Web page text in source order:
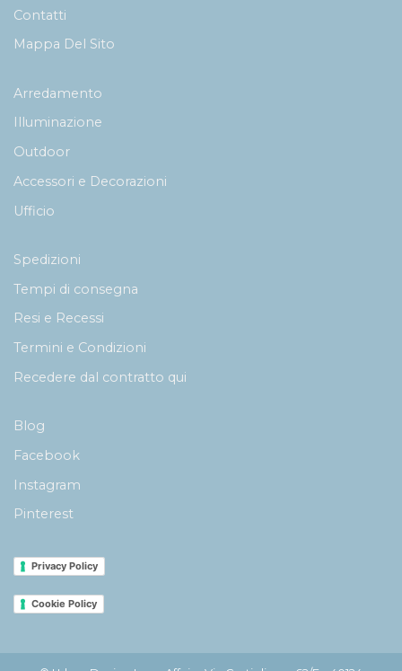
Contatti
Mappa Del Sito
Arredamento
Illuminazione
Outdoor
Accessori e Decorazioni
Ufficio
Spedizioni
Tempi di consegna
Resi e Recessi
Termini e Condizioni
Recedere dal contratto qui
Blog
Facebook
Instagram
Pinterest
Privacy Policy
Cookie Policy